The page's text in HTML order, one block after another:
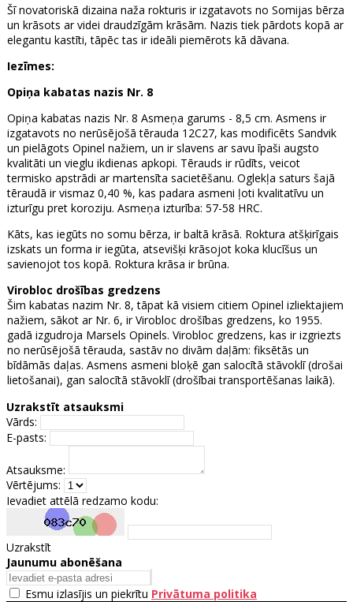
Šī novatoriskā dizaina naža rokturis ir izgatavots no Somijas bērza
un krāsots ar videi draudzīgām krāsām. Nazis tiek pārdots kopā ar
elegantu kastīti, tāpēc tas ir ideāli piemērots kā dāvana.
Iezīmes:
Opiņa kabatas nazis Nr. 8
Opiņa kabatas nazis Nr. 8 Asmeņa garums - 8,5 cm. Asmens ir
izgatavots no nerūsējošā tērauda 12C27, kas modificēts Sandvik
un pielāgots Opinel nažiem, un ir slavens ar savu īpaši augsto
kvalitāti un vieglu ikdienas apkopi. Tērauds ir rūdīts, veicot
termisko apstrādi ar martensīta sacietēšanu. Oglekļa saturs šajā
tēraudā ir vismaz 0,40 %, kas padara asmeni ļoti kvalitatīvu un
izturīgu pret koroziju. Asmeņa izturība: 57-58 HRC.
Kāts, kas iegūts no somu bērza, ir baltā krāsā. Roktura atšķirīgais
izskats un forma ir iegūta, atsevišķi krāsojot koka klucīšus un
savienojot tos kopā. Roktura krāsa ir brūna.
Virobloc drošības gredzens
Šim kabatas nazim Nr. 8, tāpat kā visiem citiem Opinel izliektajiem
nažiem, sākot ar Nr. 6, ir Virobloc drošības gredzens, ko 1955.
gadā izgudroja Marsels Opinels. Virobloc gredzens, kas ir izgriezts
no nerūsējošā tērauda, sastāv no divām daļām: fiksētās un
bīdāmās daļas. Asmens asmeni bloķē gan salocītā stāvoklī (drošai
lietošanai), gan salocītā stāvoklī (drošībai transportēšanas laikā).
Uzrakstīt atsauksmi
Vārds:
E-pasts:
Atsauksme:
Vērtējums:
Ievadiet attēlā redzamo kodu:
Uzrakstīt
Jaunumu abonēšana
Esmu izlasījis un piekrītu Privātuma politika